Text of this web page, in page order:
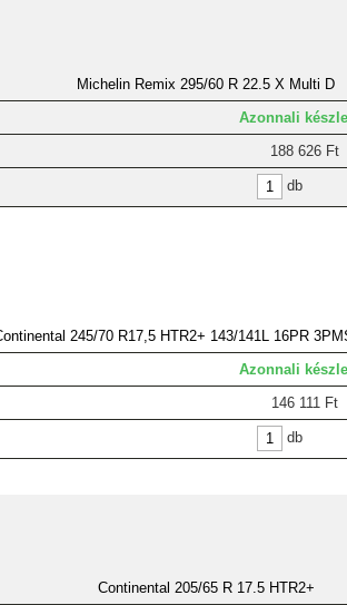
Michelin Remix 295/60 R 22.5 X Multi D
Azonnali
188 626 Ft
db
245/70 R17,5 HTR2+ 143/141L 16PR
Azonnali
146 111 Ft
db
Continental 205/65 R 17.5 HTR2+